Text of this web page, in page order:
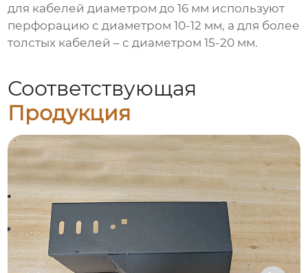
для кабелей диаметром до 16 мм используют
перфорацию с диаметром 10-12 мм, а для более
толстых кабелей – с диаметром 15-20 мм.
Соответствующая
Продукция